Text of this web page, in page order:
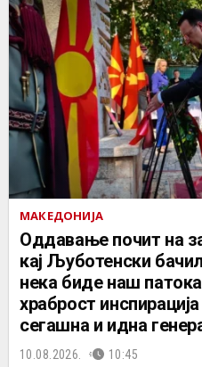
МАКЕДОНИЈА
Оддавање почит на
кај Љуботенски
нека биде наш
храброст
сегашна и идна
10.08.2026. 10:45